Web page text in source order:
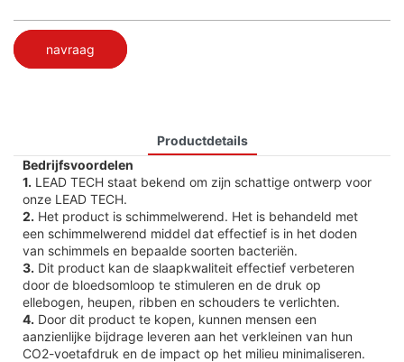
navraag
Productdetails
Bedrijfsvoordelen
1. LEAD TECH staat bekend om zijn schattige ontwerp voor
onze LEAD TECH.
2. Het product is schimmelwerend. Het is behandeld met
een schimmelwerend middel dat effectief is in het doden
van schimmels en bepaalde soorten bacteriën.
3. Dit product kan de slaapkwaliteit effectief verbeteren
door de bloedsomloop te stimuleren en de druk op
ellebogen, heupen, ribben en schouders te verlichten.
4. Door dit product te kopen, kunnen mensen een
aanzienlijke bijdrage leveren aan het verkleinen van hun
CO2-voetafdruk en de impact op het milieu minimaliseren.